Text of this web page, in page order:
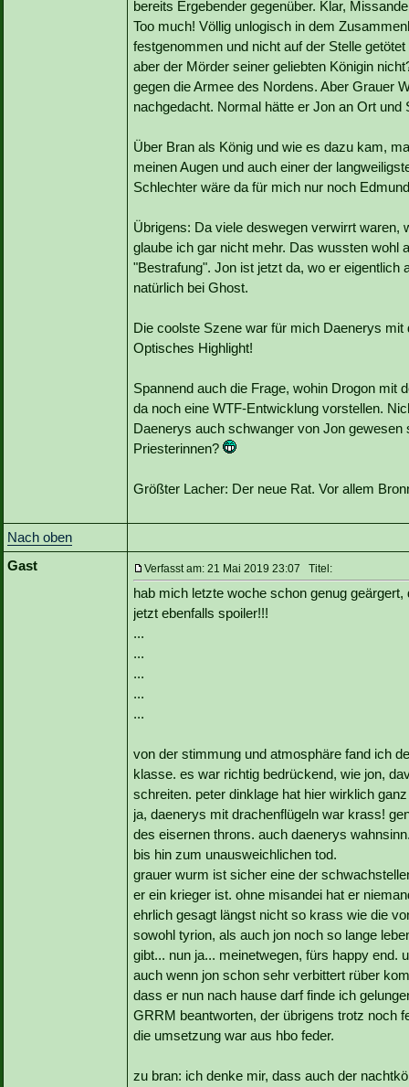
bereits Ergebender gegenüber. Klar,
Too much! Völlig unlogisch in dem
festgenommen und nicht auf der Stelle
aber der Mörder seiner geliebten Königin
gegen die Armee des Nordens. Aber Grauer
nachgedacht. Normal hätte er Jon an Ort
Über Bran als König und wie es dazu kam,
meinen Augen und auch einer der
Schlechter wäre da für mich nur noch
Übrigens: Da viele deswegen verwirrt waren,
glaube ich gar nicht mehr. Das wussten wohl
"Bestrafung". Jon ist jetzt da, wo er eigentlich
natürlich bei Ghost.
Die coolste Szene war für mich Daenerys
Optisches Highlight!
Spannend auch die Frage, wohin Drogon mit
da noch eine WTF-Entwicklung vorstellen.
Daenerys auch schwanger von Jon
Priesterinnen?
Größter Lacher: Der neue Rat. Vor allem
Nach oben
Gast
Verfasst am: 21 Mai 2019 23:07 Titel:
hab mich letzte woche schon genug
jetzt ebenfalls spoiler!!!
...
...
...
...
...
von der stimmung und atmosphäre fand ich
klasse. es war richtig bedrückend, wie jon,
schreiten. peter dinklage hat hier wirklich
ja, daenerys mit drachenflügeln war krass!
des eisernen throns. auch daenerys
bis hin zum unausweichlichen tod.
grauer wurm ist sicher eine der
er ein krieger ist. ohne misandei hat er
ehrlich gesagt längst nicht so krass wie die
sowohl tyrion, als auch jon noch so lange
gibt... nun ja... meinetwegen, fürs happy end.
auch wenn jon schon sehr verbittert rüber
dass er nun nach hause darf finde ich
GRRM beantworten, der übrigens trotz noch
die umsetzung war aus hbo feder.
zu bran: ich denke mir, dass auch der